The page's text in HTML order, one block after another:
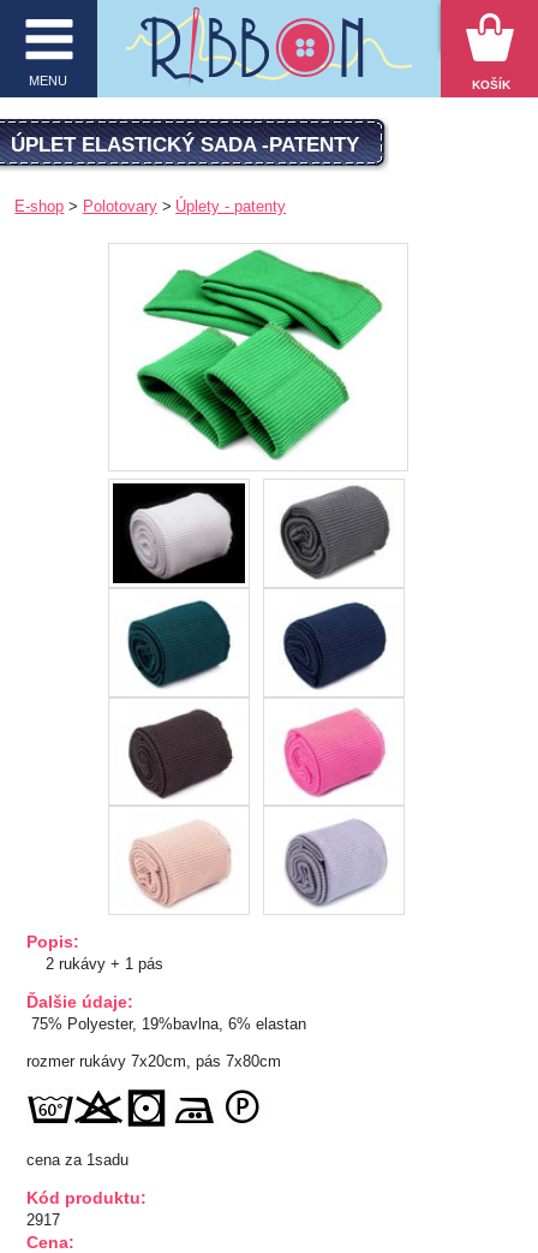
VYHĽADÁVANIE
MENU
O firme
Obchodné podmienky
Ochrana osobných údajov
KATEGÓRIE PRODUKTOV
TIPY NA DARČEKY
Bižutérny kútik
Burda strihy
Hobby
Ihly a špendlíky
Krajčírske potreby
MENU KOŠÍK
ÚPLET ELASTICKÝ SADA -PATENTY
E-shop Polotovary Úplety - patenty
Popis:
2 rukávy + 1 pás
Ďalšie údaje:
75% Polyester, 19%bavlna, 6% elastan
rozmer rukávy 7x20cm, pás 7x80cm
cena za 1sadu
Kód produktu:
2917
Cena: